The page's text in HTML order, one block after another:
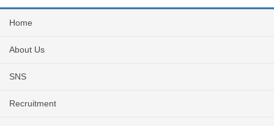
Home
About Us
SNS
Recruitment